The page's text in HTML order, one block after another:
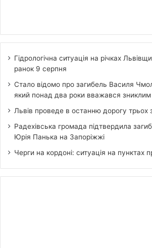
Гідрологічна ситуація на річках
ранок 9 серпня
Стало відомо про загибель Василя
який понад два роки вважався зниклим
Львів проведе в останню дорогу трьох
Радехівська громада підтвердила
Юрія Панька на Запоріжжі
Черги на кордоні: ситуація на пунктах